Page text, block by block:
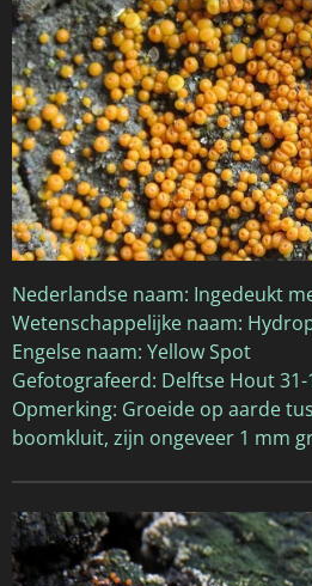
Nederlandse naam: Ingedeukt
Wetenschappelijke naam:
Engelse naam: Yellow Spot
Gefotografeerd: Delftse Hout 31-
Opmerking: Groeide op aarde
boomkluit, zijn ongeveer 1 mm